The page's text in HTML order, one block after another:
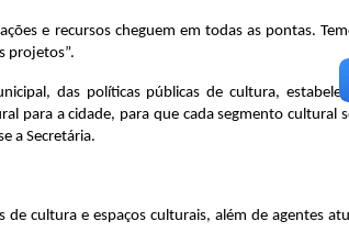
e recursos cheguem em todas as pontas.
projetos”.
das políticas públicas de cultura,
para a cidade, para que cada segmento cultural
a Secretária.
cultura e espaços culturais, além de agentes